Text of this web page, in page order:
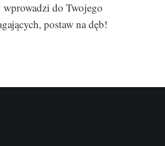
do Twojego
postaw na dęb!